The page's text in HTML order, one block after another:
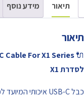
תיאור מידע נוסף
תיאור
🔌
לסדרת X1